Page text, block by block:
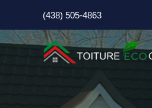
au
contenu
(438) 505-4863